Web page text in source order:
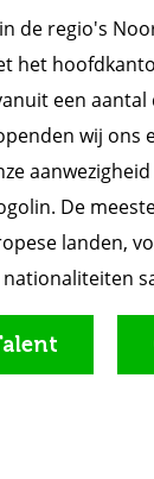
de regio's
het
een
wij ons
De
landen,